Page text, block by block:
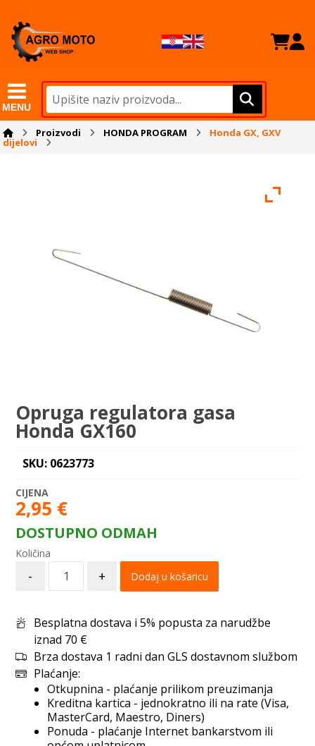
MENU
Proizvodi HONDA PROGRAM Honda GX, GXV
dijelovi
Opruga regulatora gasa
Honda GX160
SKU: 0623773
2,95 €
DOSTUPNO ODMAH
- + Dodaj u košaricu
Besplatna dostava i 5% popusta za narudžbe
iznad 70 €
Brza dostava 1 radni dan GLS dostavnom službom
Plaćanje:
Otkupnina - plaćanje prilikom preuzimanja
Kreditna kartica - jednokratno ili na rate (Visa,
MasterCard, Maestro, Diners)
Ponuda - plaćanje Internet bankarstvom ili